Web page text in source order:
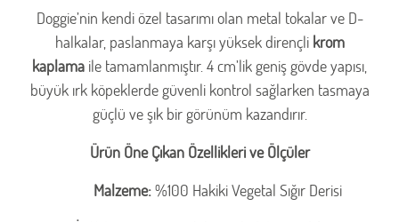
Doggie’nin kendi özel tasarımı olan metal tokalar ve D-
halkalar, paslanmaya karşı yüksek dirençli krom
kaplama ile tamamlanmıştır. 4 cm’lik geniş gövde yapısı,
büyük ırk köpeklerde güvenli kontrol sağlarken tasmaya
güçlü ve şık bir görünüm kazandırır.
Ürün Öne Çıkan Özellikleri ve Ölçüler
Malzeme:%100 Hakiki Vegetal Sığır Derisi